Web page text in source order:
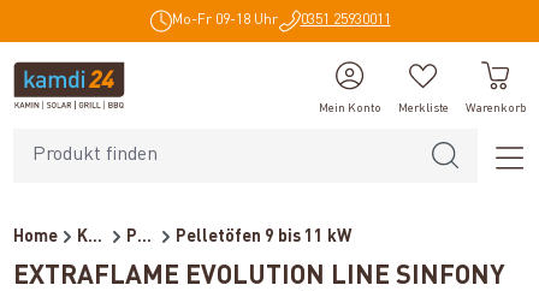
Mo-Fr 09-18 Uhr 0351 25930011
Mein Konto Merkliste Warenkorb
Home Kaminöfen Pelletöfen / Pelletkamine Pelletöfen 9 bis 11 kW
EXTRAFLAME EVOLUTION LINE SINFONY